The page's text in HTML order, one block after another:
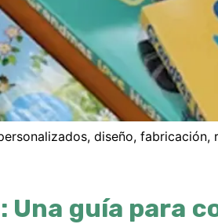
diseño, fabricación,
guía para